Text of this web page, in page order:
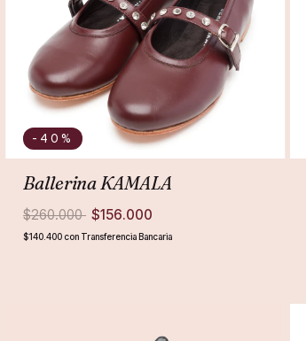
-40 %
Ballerina KAMALA
$260.000 $156.000
$140.400 con Transferencia Bancaria